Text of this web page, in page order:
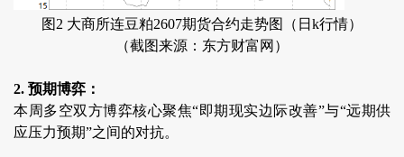
图2 大商所连豆粕2607期货合约走势图（日k行情）
（截图来源：东方财富网）
2. 预期博弈：
本周多空双方博弈核心聚焦“即期现实边际改善”与“远期供
应压力预期”之间的对抗。